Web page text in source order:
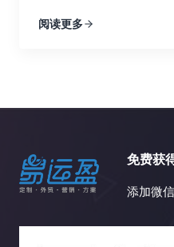
害网站的声誉。 基于这
个持续迭代的过程。你
安全抵达目的地。 市场
化，只有持续地分析数据
有效性。 五、 案例分析
为你的竞争对手带来了最
吸引目标受众的关注，
容。你可以分析这些内容
等，从中学习如何创作更
更多的链接。通过分析
就很难理解目标市场的用
务的推广可能会受到限制
关法律法规。 再次，竞
题。一些热门的小语种
一难题的关键所在。本文
态，最终实现网站流量
花园里只种植着单一品种
也会让人感到单调乏味。
只提供单一的内容形式
阅读更多
免费获
添加微